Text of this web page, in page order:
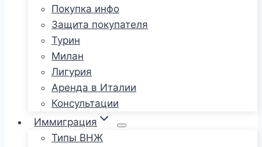
Покупка инфо
Защита покупателя
Турин
Милан
Лигурия
Аренда в Италии
Консультации
Иммиграция
Типы ВНЖ